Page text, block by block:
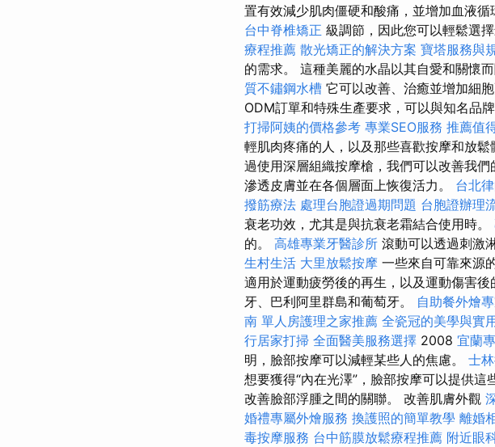
置有效減少肌肉僵硬和酸痛，並增加血液
台中脊椎矯正 級調節，因此您可以輕鬆選
療程推薦 散光矯正的解決方案 寶塔服務與
的需求。 這種美麗的水晶以其自愛和關懷而
質不鏽鋼水槽 它可以改善、治癒並增加細
ODM訂單和特殊生產要求，可以與知名品
打掃阿姨的價格參考 專業SEO服務 推薦值
輕肌肉疼痛的人，以及那些喜歡按摩和放
過使用深層組織按摩槍，我們可以改善我
滲透皮膚並在各個層面上恢復活力。 台北
撥筋療法 處理台胞證過期問題 台胞證辦理
衰老功效，尤其是與抗衰老霜結合使用時。
的。 高雄專業牙醫診所 滾動可以透過刺激
生村生活 大里放鬆按摩 一些來自可靠來源
適用於運動疲勞後的再生，以及運動傷害
牙、巴利阿里群島和葡萄牙。 自助餐外燴
南 單人房護理之家推薦 全瓷冠的美學與實
行居家打掃 全面醫美服務選擇 2008 宜蘭
明，臉部按摩可以減輕某些人的焦慮。 士
想要獲得“內在光澤”，臉部按摩可以提供
改善臉部浮腫之間的關聯。 改善肌膚外觀
婚禮專屬外燴服務 換護照的簡單教學 離婚
毒按摩服務 台中筋膜放鬆療程推薦 附近眼